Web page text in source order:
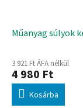
Műanyag súlyok
3 921 Ft ÁFA nélkül
4 980 Ft
Kosárba